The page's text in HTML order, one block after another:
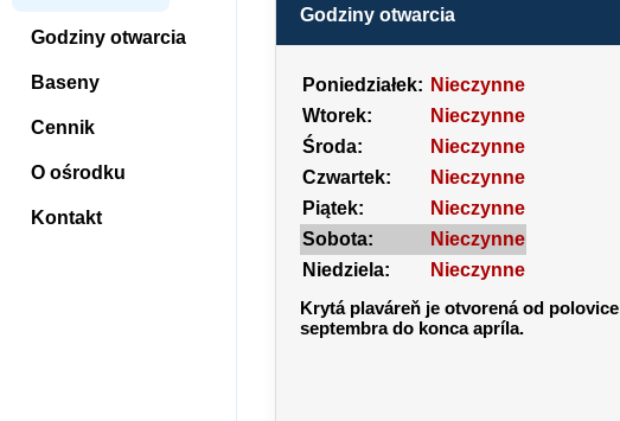
Godziny otwarcia
Baseny
Cennik
O ośrodku
Kontakt
Godziny otwarcia
Poniedziałek: Nieczynne
Wtorek:
Nieczynne
Środa:
Nieczynne
Czwartek:
Nieczynne
Piątek:
Nieczynne
Sobota:
Nieczynne
Niedziela:
Nieczynne
Krytá plaváreň je otvorená od polovice
septembra do konca apríla.